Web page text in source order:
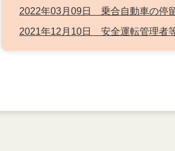
2022年03月09日 乗合自動車の停
2021年12月10日 安全運転管理者